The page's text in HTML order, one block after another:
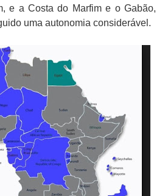
e a Costa do Marfim e o Gabão,
uma autonomia considerável.